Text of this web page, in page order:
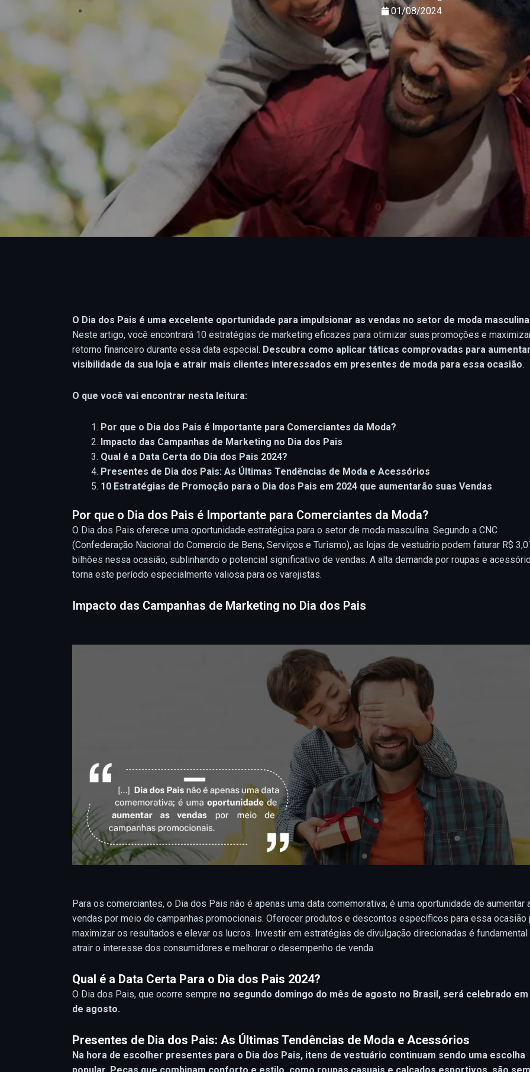
01/08/2024
O Dia dos Pais é uma excelente oportunidade para impulsionar as vendas no setor de moda
Neste artigo, você encontrará 10 estratégias de marketing eficazes para otimizar suas promoções e
retorno financeiro durante essa data especial. Descubra como aplicar táticas comprovadas para
visibilidade da sua loja e atrair mais clientes interessados em presentes de moda para essa ocasião.
O que você vai encontrar nesta leitura:
Por que o Dia dos Pais é Importante para Comerciantes da Moda?
Impacto das Campanhas de Marketing no Dia dos Pais
Qual é a Data Certa do Dia dos Pais 2024?
Presentes de Dia dos Pais: As Últimas Tendências de Moda e Acessórios
10 Estratégias de Promoção para o Dia dos Pais em 2024 que aumentarão suas Vendas
Por que o Dia dos Pais é Importante para Comerciantes da Moda?
O Dia dos Pais oferece uma oportunidade estratégica para o setor de moda masculina. Segundo a CNC
(Confederação Nacional do Comercio de Bens, Serviços e Turismo), as lojas de vestuário podem faturar R$
bilhões nessa ocasião, sublinhando o potencial significativo de vendas. A alta demanda por roupas e
torna este período especialmente valiosa para os varejistas.
Impacto das Campanhas de Marketing no Dia dos Pais
Para os comerciantes, o Dia dos Pais não é apenas uma data comemorativa; é uma oportunidade de aumentar
vendas por meio de campanhas promocionais. Oferecer produtos e descontos específicos para essa ocasião
maximizar os resultados e elevar os lucros. Investir em estratégias de divulgação direcionadas é fundamental
atrair o interesse dos consumidores e melhorar o desempenho de venda.
Qual é a Data Certa Para o Dia dos Pais 2024?
O Dia dos Pais, que ocorre sempre no segundo domingo do mês de agosto no Brasil, será celebrado em
de agosto.
Presentes de Dia dos Pais: As Últimas Tendências de Moda e Acessórios
Na hora de escolher presentes para o Dia dos Pais, itens de vestuário continuam sendo uma escolha
popular. Peças que combinam conforto e estilo, como roupas casuais e calçados esportivos, são